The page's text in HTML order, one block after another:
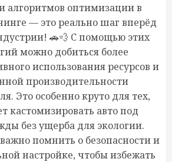
алгоритмов оптимизации в
— это реально шаг вперёд
🚗💨 С помощью этих
можно добиться более
использования ресурсов и
производительности
Это особенно круто для тех,
кастомизировать авто под
без ущерба для экологии.
помнить о безопасности и
настройке, чтобы избежать